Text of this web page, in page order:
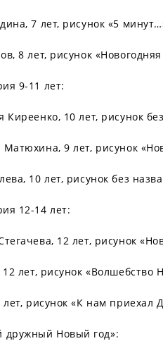
7 лет, рисунок «5
8 лет, рисунок
9-11 лет:
Киреенко, 10 лет, рисунок
Матюхина, 9 лет, рисунок
10 лет, рисунок без
12-14 лет:
12 лет, рисунок
лет, рисунок «Волшебство
рисунок «К нам приехал
Новый год»: